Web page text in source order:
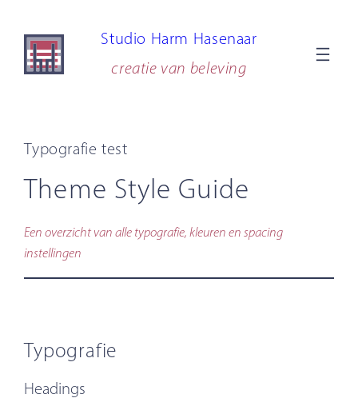
naar
inhoud
Studio Harm Hasenaar
creatie van beleving
Typografie test
Theme Style Guide
Een overzicht van alle typografie, kleuren en spacing
instellingen
Typografie
Headings